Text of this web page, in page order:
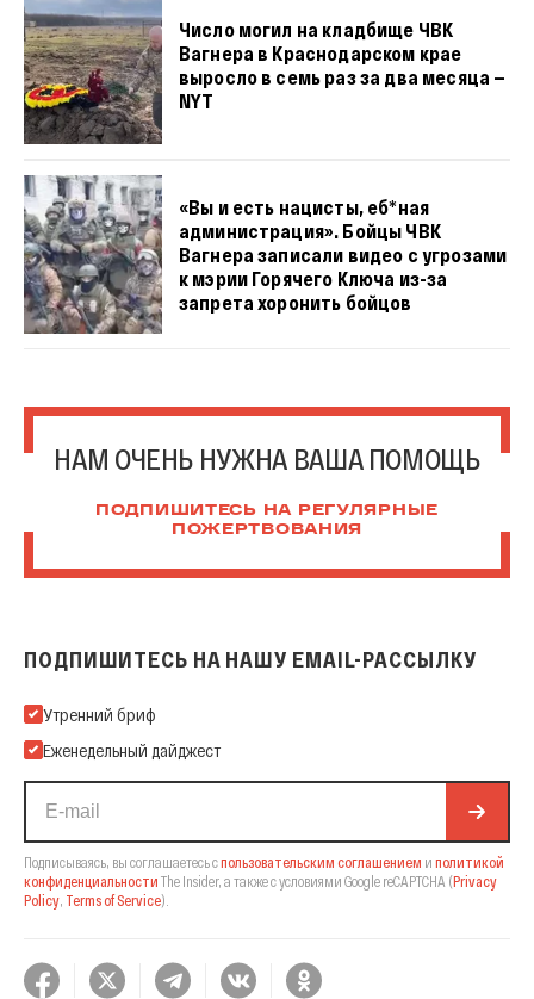
Число могил на кладбище ЧВК
Вагнера в Краснодарском крае
выросло в семь раз за два месяца —
NYT
«Вы и есть нацисты, еб*ная
администрация». Бойцы ЧВК
Вагнера записали видео с угрозами
к мэрии Горячего Ключа из-за
запрета хоронить бойцов
НАМ ОЧЕНЬ НУЖНА ВАША ПОМОЩЬ
ПОДПИШИТЕСЬ НА РЕГУЛЯРНЫЕ
ПОЖЕРТВОВАНИЯ
ПОДПИШИТЕСЬ НА НАШУ EMAIL-РАССЫЛКУ
Подпишитесь на нашу Email-рассылку
Утренний бриф
Еженедельный дайджест
Подписываясь, вы соглашаетесь спользовательским соглашением и политикой
конфиденциальности The Insider, а также с условиями Google reCAPTCHA (Privacy
Policy, Terms of Service).